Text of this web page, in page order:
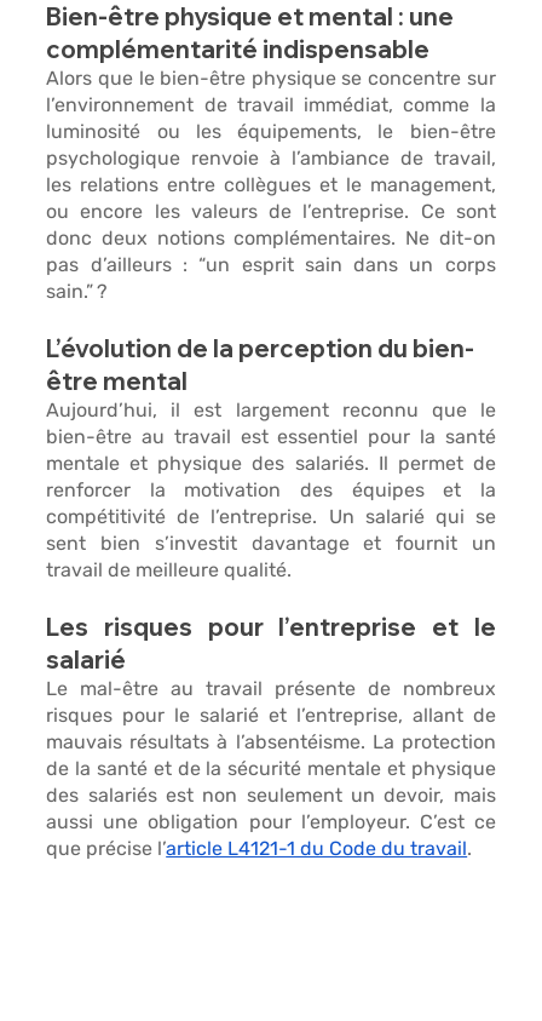
Bien-être physique et mental : une
complémentarité indispensable
Alors que le bien-être physique se concentre sur
l’environnement de travail immédiat, comme la
luminosité ou les équipements, le bien-être
psychologique renvoie à l’ambiance de travail,
les relations entre collègues et le management,
ou encore les valeurs de l’entreprise. Ce sont
donc deux notions complémentaires. Ne dit-on
pas d’ailleurs : “un esprit sain dans un corps
sain.” ?
L’évolution de la perception du bien-
être mental
Aujourd’hui, il est largement reconnu que le
bien-être au travail est essentiel pour la santé
mentale et physique des salariés. Il permet de
renforcer la motivation des équipes et la
compétitivité de l’entreprise. Un salarié qui se
sent bien s’investit davantage et fournit un
travail de meilleure qualité.
Les risques pour l’entreprise et le
salarié
Le mal-être au travail présente de nombreux
risques pour le salarié et l’entreprise, allant de
mauvais résultats à l’absentéisme. La protection
de la santé et de la sécurité mentale et physique
des salariés est non seulement un devoir, mais
aussi une obligation pour l’employeur. C’est ce
que précise l’article L4121-1 du Code du travail.